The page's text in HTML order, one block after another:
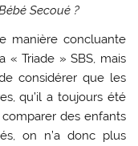
Secoué ?
manière concluante
« Triade » SBS, mais
considérer que les
qu’il a toujours été
des enfants
on n’a donc plus